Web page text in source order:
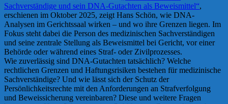
Sachverständige und sein DNA-Gutachten als Beweismittel“,
erschienen im Oktober 2025, zeigt Hans Schön, wie DNA-
Analysen im Gerichtssaal wirken – und wo ihre Grenzen liegen. Im
Fokus steht dabei die Person des medizinischen Sachverständigen
und seine zentrale Stellung als Beweismittel bei Gericht, vor einer
Behörde oder während eines Straf- oder Zivilprozesses.
Wie zuverlässig sind DNA-Gutachten tatsächlich? Welche
rechtlichen Grenzen und Haftungsrisiken bestehen für medizinische
Sachverständige? Und wie lässt sich der Schutz der
Persönlichkeitsrechte mit den Anforderungen an Strafverfolgung
und Beweissicherung vereinbaren? Diese und weitere Fragen